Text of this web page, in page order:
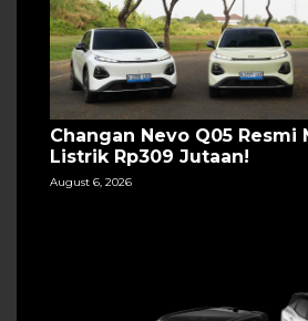
Changan Nevo Q05 Resmi
Listrik Rp309 Jutaan!
August 6, 2026